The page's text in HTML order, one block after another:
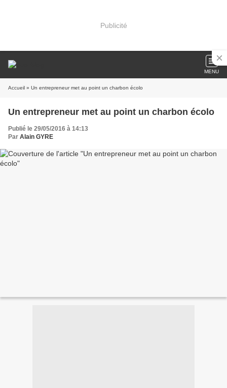
Publicité
MENU
Accueil » Un entrepreneur met au point un charbon écolo
Un entrepreneur met au point un charbon écolo
Publié le 29/05/2016 à 14:13
Par Alain GYRE